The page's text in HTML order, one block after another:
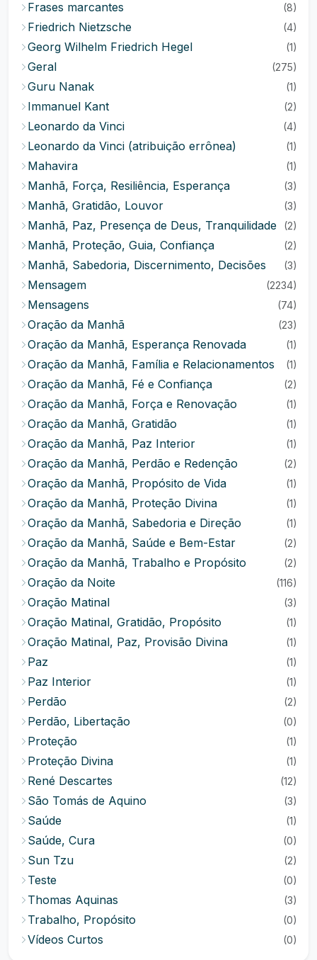
Frases marcantes (8)
Friedrich Nietzsche (4)
Georg Wilhelm Friedrich Hegel (1)
Geral (275)
Guru Nanak (1)
Immanuel Kant (2)
Leonardo da Vinci (4)
Leonardo da Vinci (atribuição errônea) (1)
Mahavira (1)
Manhã, Força, Resiliência, Esperança (3)
Manhã, Gratidão, Louvor (3)
Manhã, Paz, Presença de Deus, Tranquilidade (2)
Manhã, Proteção, Guia, Confiança (2)
Manhã, Sabedoria, Discernimento, Decisões (3)
Mensagem (2234)
Mensagens (74)
Oração da Manhã (23)
Oração da Manhã, Esperança Renovada (1)
Oração da Manhã, Família e Relacionamentos (1)
Oração da Manhã, Fé e Confiança (2)
Oração da Manhã, Força e Renovação (1)
Oração da Manhã, Gratidão (1)
Oração da Manhã, Paz Interior (1)
Oração da Manhã, Perdão e Redenção (2)
Oração da Manhã, Propósito de Vida (1)
Oração da Manhã, Proteção Divina (1)
Oração da Manhã, Sabedoria e Direção (1)
Oração da Manhã, Saúde e Bem-Estar (2)
Oração da Manhã, Trabalho e Propósito (2)
Oração da Noite (116)
Oração Matinal (3)
Oração Matinal, Gratidão, Propósito (1)
Oração Matinal, Paz, Provisão Divina (1)
Paz (1)
Paz Interior (1)
Perdão (2)
Perdão, Libertação (0)
Proteção (1)
Proteção Divina (1)
René Descartes (12)
São Tomás de Aquino (3)
Saúde (1)
Saúde, Cura (0)
Sun Tzu (2)
Teste (0)
Thomas Aquinas (3)
Trabalho, Propósito (0)
Vídeos Curtos (0)